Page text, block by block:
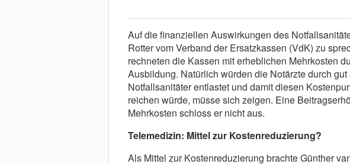
Auf die finanziellen Auswirkungen des
Rotter vom Verband der Ersatzkassen (VdK) zu
rechneten die Kassen mit erheblichen Mehrkosten
Ausbildung. Natürlich würden die Notärzte durch
Notfallsanitäter entlastet und damit diesen
reichen würde, müsse sich zeigen. Eine
Mehrkosten schloss er nicht aus.
Telemedizin: Mittel zur Kostenreduzierung?
Als Mittel zur Kostenreduzierung brachte Günther